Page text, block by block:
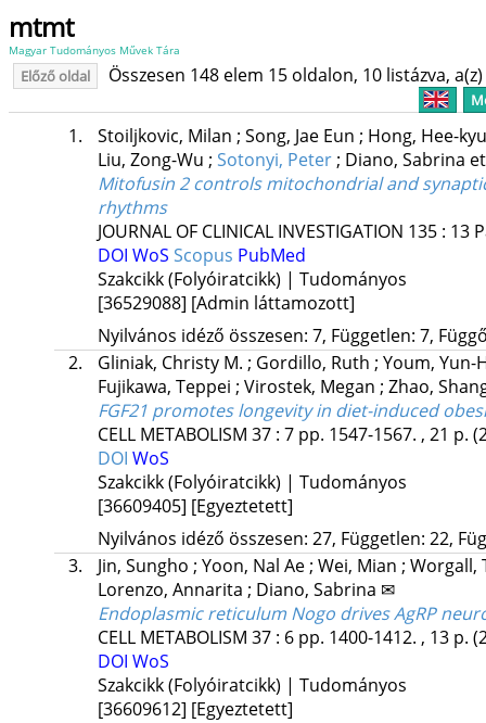
mtmt
Magyar Tudományos Művek Tára
Előző oldal Összesen 148 elem 15 oldalon, 10 listázva,
1. Stoiljkovic, Milan ; Song, Jae Eun ; Hong, Hee-
Liu, Zong-Wu ; Sotonyi, Peter; Diano, Sabrina
Mitofusin 2 controls mitochondrial and
rhythms
JOURNAL OF CLINICAL INVESTIGATION 135: 13
DOI WoS Scopus PubMed
Szakcikk (Folyóiratcikk) | Tudományos
[36529088] [Admin láttamozott]
Nyilvános idéző összesen: 7, Független: 7,
2.
Gliniak, Christy M. ; Gordillo, Ruth ; Youm, Yun-
Fujikawa, Teppei ; Virostek, Megan ; Zhao,
FGF21 promotes longevity in diet-induced
CELL METABOLISM 37: 7 pp. 1547-1567. , 21 p.
DOI WoS
Szakcikk (Folyóiratcikk) | Tudományos
[36609405] [Egyeztetett]
Nyilvános idéző összesen: 27, Független: 22,
3.
Jin, Sungho ; Yoon, Nal Ae; Wei, Mian ; Worgall,
Lorenzo, Annarita ; Diano, Sabrina ✉
Endoplasmic reticulum Nogo drives AgRP
CELL METABOLISM 37: 6 pp. 1400-1412. , 13 p.
DOI WoS
Szakcikk (Folyóiratcikk) | Tudományos
[36609612] [Egyeztetett]